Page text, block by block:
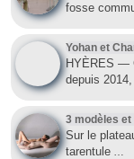
fosse
Yohan et
HYÈRES —
depuis
3 modèles
Sur le
tarentule